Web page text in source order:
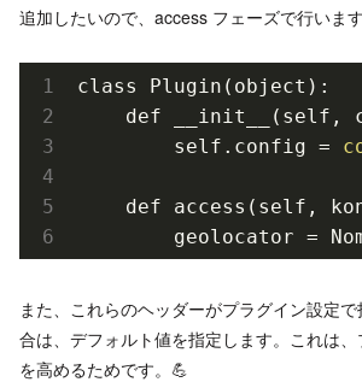
追加したいので、access フェーズで行います
class Plugin(object):
def __init__(self,
        self.config =
def access(self,
geolocator =
また、これらのヘッダーがプラグイン設定
合は、デフォルト値を指定します。これは
を高めるためです。💪